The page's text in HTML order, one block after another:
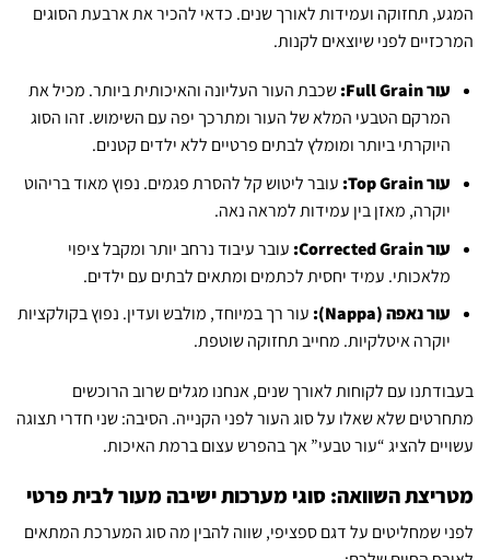
המגע, תחזוקה ועמידות לאורך שנים. כדאי להכיר את ארבעת הסוגים
המרכזיים לפני שיוצאים לקנות.
עור Full Grain:
שכבת העור העליונה והאיכותית ביותר. מכיל את
המרקם הטבעי המלא של העור ומתרכך יפה עם השימוש. זהו הסוג
היוקרתי ביותר ומומלץ לבתים פרטיים ללא ילדים קטנים.
עור Top Grain:
עובר ליטוש קל להסרת פגמים. נפוץ מאוד בריהוט
יוקרה, מאזן בין עמידות למראה נאה.
עור Corrected Grain:
עובר עיבוד נרחב יותר ומקבל ציפוי
מלאכותי. עמיד יחסית לכתמים ומתאים לבתים עם ילדים.
עור נאפה (Nappa):
עור רך במיוחד, מולבש ועדין. נפוץ בקולקציות
יוקרה איטלקיות. מחייב תחזוקה שוטפת.
בעבודתנו עם לקוחות לאורך שנים, אנחנו מגלים שרוב הרוכשים
מתחרטים שלא שאלו על סוג העור לפני הקנייה. הסיבה: שני חדרי תצוגה
עשויים להציג “עור טבעי” אך בהפרש עצום ברמת האיכות.
מטריצת השוואה: סוגי מערכות ישיבה מעור לבית פרטי
לפני שמחליטים על דגם ספציפי, שווה להבין מה סוג המערכת המתאים